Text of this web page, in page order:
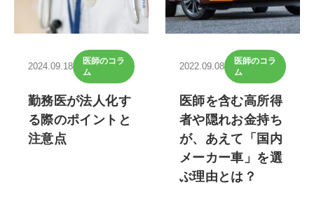
2024.09.18
医師のコラ
ム
勤務医が法人化す
る際のポイントと
注意点
2022.09.08
医師のコラ
ム
医師を含む高所得
者や隠れお金持ち
が、あえて「国内
メーカー車」を選
ぶ理由とは？